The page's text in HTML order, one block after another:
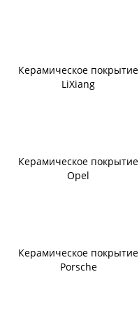
Керамическое покрытие
LiXiang
Керамическое покрытие
Opel
Керамическое покрытие
Porsche